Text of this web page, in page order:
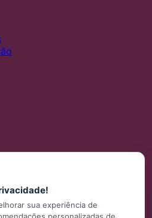
sua experiência de